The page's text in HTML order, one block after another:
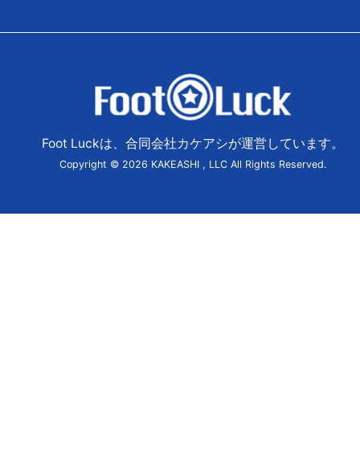
Foot Luckは、合同会社カケアシが運営しています。
Copyright © 2026 KAKEASHI , LLC All Rights Reserved.